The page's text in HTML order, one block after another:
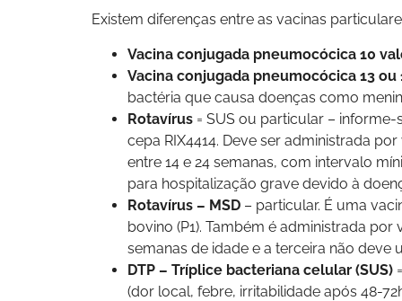
Existem diferenças entre as vacinas
Vacina conjugada pneumocócica 10
Vacina conjugada pneumocócica 13 ou
bactéria que causa doenças como
Rotavírus = SUS ou particular –
cepa RIX4414. Deve ser administrada
entre 14 e 24 semanas, com intervalo
para hospitalização grave devido à
Rotavírus – MSD – particular. É uma
bovino (P1). Também é administrada
semanas de idade e a terceira não deve
DTP – Tríplice bacteriana celular (SUS)
(dor local, febre, irritabilidade após 48-